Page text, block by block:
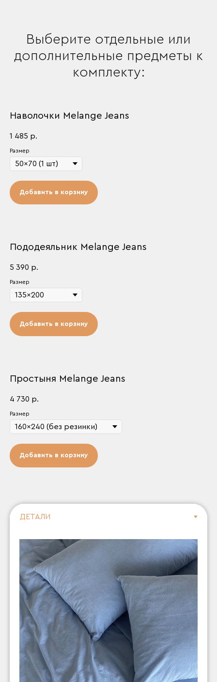
Выберите отдельные или
дополнительные предметы к
комплекту:
Наволочки Melange Jeans
1 485 р.
Размер
Добавить в корзину
Пододеяльник Melange Jeans
5 390 р.
Размер
Добавить в корзину
Простыня Melange Jeans
4 730 р.
Размер
Добавить в корзину